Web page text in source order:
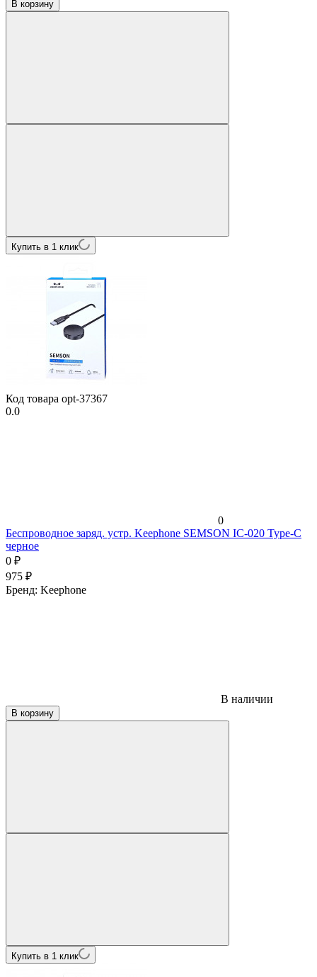
В корзину
Купить в 1 клик
Код товара opt-37367
0.0
0
Беспроводное заряд. устр. Keephone SEMSON IC-020 Type-C
черное
0 ₽
975 ₽
Бренд: Keephone
В наличии
В корзину
Купить в 1 клик